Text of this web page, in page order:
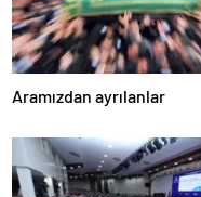
Aramızdan ayrılanlar